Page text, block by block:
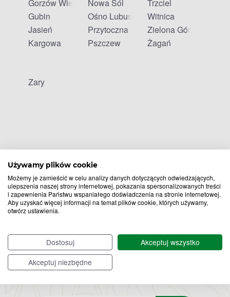
Używamy plików cookie
Możemy je zamieścić w celu analizy danych dotyczących odwiedzających,
ulepszenia naszej strony internetowej, pokazania spersonalizowanych treści
i zapewnienia Państwu wspaniałego doświadczenia na stronie internetowej.
Aby uzyskać więcej informacji na temat plików cookie, których używamy,
otwórz ustawienia.
Dostosuj
Akceptuj wszystko
Akceptuj niezbędne
Gorzów Wielkopolski
Gubin
Jasień
Kargowa
Nowa Sól
Ośno Lubuskie
Przytoczna
Pszczew
Trzciel
Witnica
Zielona Góra
Żagań
Żary
Bądź na bieżąco,